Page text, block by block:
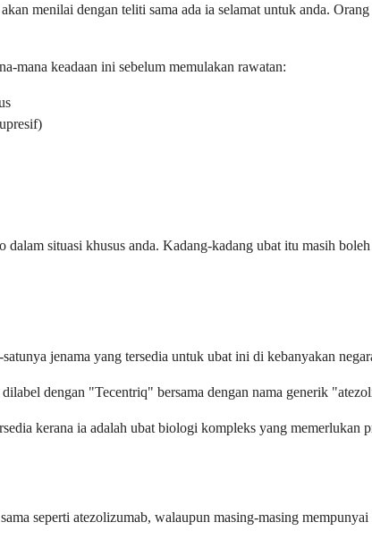
menilai dengan teliti sama ada ia selamat untuk anda.
mana keadaan ini sebelum memulakan rawatan:
situasi khusus anda. Kadang-kadang ubat itu masih
jenama yang tersedia untuk ubat ini di kebanyakan
dengan "Tecentriq" bersama dengan nama generik
kerana ia adalah ubat biologi kompleks yang memerlukan
seperti atezolizumab, walaupun masing-masing